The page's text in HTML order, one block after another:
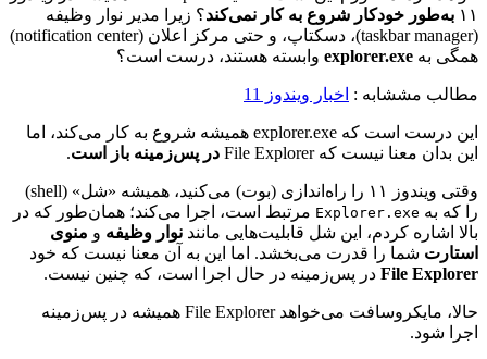
۱۱ به‌طور خودکار شروع به کار نمی‌کند؟ زیرا مدیر نوار وظیفه
(taskbar manager)، دسکتاپ، و حتی مرکز اعلان (notification center)
همگی به explorer.exe وابسته هستند، درست است؟
مطالب مششابه : اخبار ویندوز 11
این درست است که explorer.exe همیشه شروع به کار می‌کند، اما
این بدان معنا نیست که File Explorer
در پس‌زمینه باز است.
وقتی ویندوز ۱۱ را راه‌اندازی (بوت) می‌کنید، همیشه «شل» (shell)
را که به Explorer.exe مرتبط است، اجرا می‌کند؛ همان‌طور که در
بالا اشاره کردم، این شل قابلیت‌هایی مانند نوار وظیفه و منوی
استارت شما را قدرت می‌بخشد. اما این به آن معنا نیست که خود
File Explorer در پس‌زمینه در حال اجرا است، که چنین نیست.
حالا، مایکروسافت می‌خواهد File Explorer همیشه در پس‌زمینه
اجرا شود.